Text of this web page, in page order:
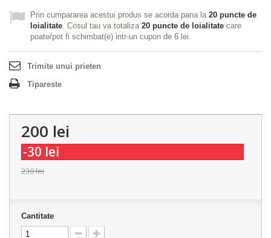
Prin cumpararea acestui produs se acorda pana la 20 puncte de
loialitate . Cosul tau va totaliza 20 puncte de loialitate care
poate/pot fi schimbat(e) intr-un cupon de 6 lei
Trimite unui prieten
Tipareste
200 lei
-30 lei
230 lei
Cantitate